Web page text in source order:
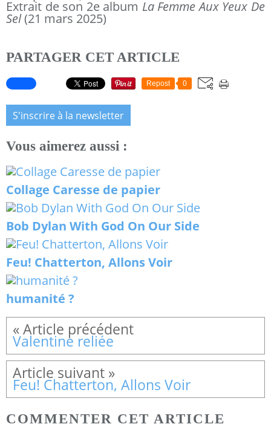
Extrait de son 2e album La Femme Aux Yeux De
Sel(21 mars 2025)
PARTAGER CET ARTICLE
Repost 0
S'inscrire à la newsletter
Vous aimerez aussi :
Collage Caresse de papier
Bob Dylan With God On Our Side
Feu! Chatterton, Allons Voir
humanité ?
Valentine reliée
Feu! Chatterton, Allons Voir
COMMENTER CET ARTICLE